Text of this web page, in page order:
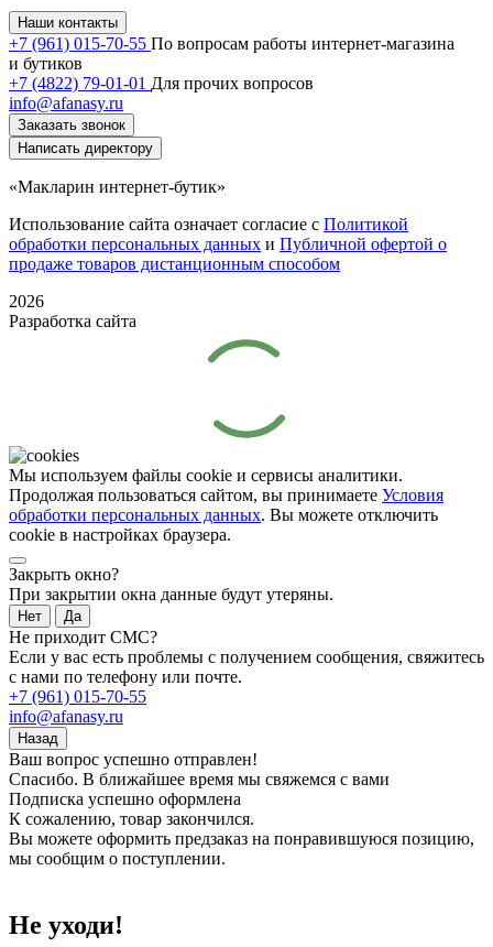
Наши контакты
+7 (961) 015-70-55 По вопросам работы интернет-магазина
и бутиков
+7 (4822) 79-01-01 Для прочих вопросов
info@afanasy.ru
Заказать звонок
Написать директору
«Макларин интернет-бутик»
Использование сайта означает согласие с Политикой
обработки персональных данных и Публичной офертой о
продаже товаров дистанционным способом
2026
Разработка сайта
Мы используем файлы cookie и сервисы аналитики.
Продолжая пользоваться сайтом, вы принимаете Условия
обработки персональных данных. Вы можете отключить
cookie в настройках браузера.
Закрыть окно?
При закрытии окна данные будут утеряны.
Нет Да
Не приходит СМС?
Если у вас есть проблемы с получением сообщения, свяжитесь
с нами по телефону или почте.
+7 (961) 015-70-55
info@afanasy.ru
Назад
Ваш вопрос успешно отправлен!
Спасибо. В ближайшее время мы свяжемся с вами
Подписка успешно оформлена
К сожалению, товар закончился.
Вы можете оформить предзаказ на понравившуюся позицию,
мы сообщим о поступлении.
Не уходи!